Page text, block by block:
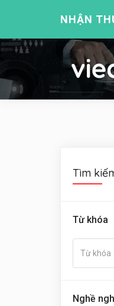
NHẬN
Tìm
Từ khóa
Nghề